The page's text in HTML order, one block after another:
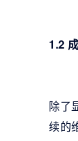
1.2
除了
续的